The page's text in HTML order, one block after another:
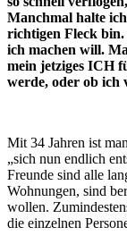
Manchmal halte
richtigen Fleck bin.
ich machen will.
mein jetziges ICH
werde, oder ob ich
Mit 34 Jahren ist
„sich nun endlich
Freunde sind alle
Wohnungen, sind
wollen.
die einzelnen